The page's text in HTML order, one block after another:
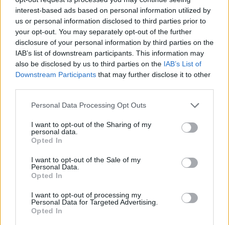
interest-based ads based on personal information utilized by
us or personal information disclosed to third parties prior to
your opt-out. You may separately opt-out of the further
disclosure of your personal information by third parties on the
IAB’s list of downstream participants. This information may
also be disclosed by us to third parties on the IAB’s List of
Downstream Participants that may further disclose it to other
Personal Data Processing Opt Outs
I want to opt-out of the Sharing of my
personal data.
Opted In
I want to opt-out of the Sale of my
Personal Data.
Opted In
I want to opt-out of processing my
Personal Data for Targeted Advertising.
Opted In
¿Por qué en Inglaterra conducen por la izquierda?
Preguntas
¿Cómo limpiar correctamente el acero inoxidable?
Preguntas
2021SEP 27